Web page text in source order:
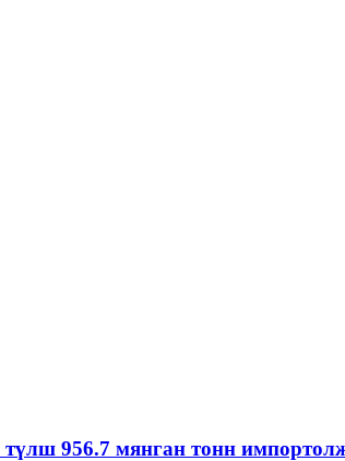
түлш 956.7 мянган тонн